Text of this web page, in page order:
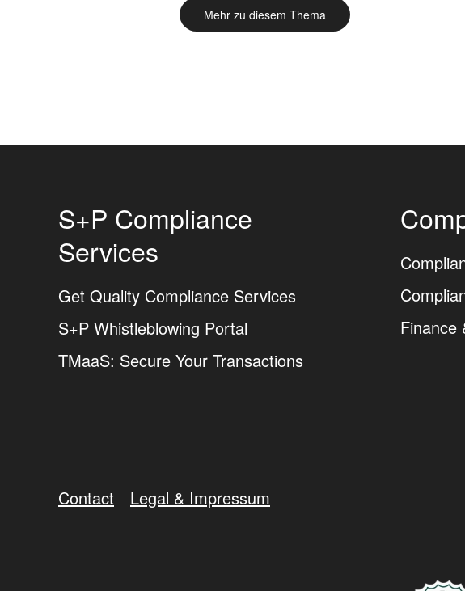
Mehr zu diesem Thema
S+P Compliance
Services
Get Quality Compliance Services
S+P Whistleblowing Portal
TMaaS: Secure Your Transactions
Finance
Contact Legal & Impressum